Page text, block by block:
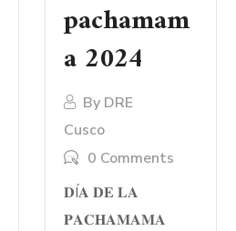
pachamam
a 2024
By DRE
Cusco
0 Comments
𝐃Í𝐀 𝐃𝐄 𝐋𝐀
𝐏𝐀𝐂𝐇𝐀𝐌𝐀𝐌𝐀